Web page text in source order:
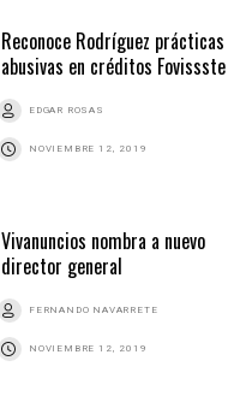
Reconoce Rodríguez prácticas
abusivas en créditos Fovissste
EDGAR ROSAS
NOVIEMBRE 12, 2019
Vivanuncios nombra a nuevo
director general
FERNANDO NAVARRETE
NOVIEMBRE 12, 2019